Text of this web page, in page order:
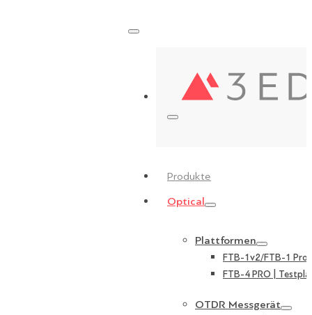
Produkte
Optical
Plattformen
FTB-1v2/FTB-1
FTB-4 PRO |
OTDR Messgerät